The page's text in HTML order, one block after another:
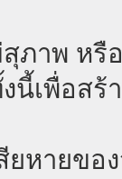
ภาพ หรื
นี้เพื่อสร้
ยหายขอ